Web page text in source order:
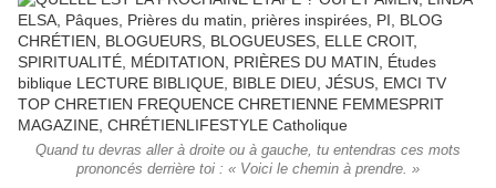
Quand tu devras aller à droite ou à gauche, tu entendras ces mots
prononcés derrière toi : « Voici le chemin à prendre. »